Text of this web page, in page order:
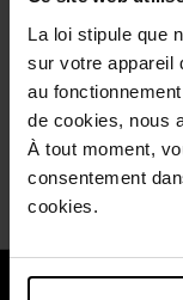
La loi stipule que
sur votre appareil
au
de cookies, nous
À tout moment,
consentement
cookies.
un produit qui
passer et je le
Wees de eerste